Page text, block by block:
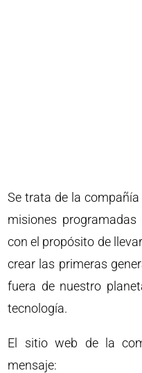
Se trata de la compañía
misiones
con el propósito de
crear las primeras
fuera de nuestro
tecnología.
El sitio web de la
mensaje: